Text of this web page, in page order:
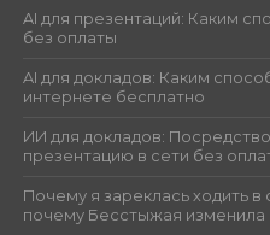
AI для презентаций: Каким
без оплаты
AI для докладов: Каким
интернете бесплатно
ИИ для докладов:
презентацию в сети без
Почему я зареклась ходить
почему Бесстыжая